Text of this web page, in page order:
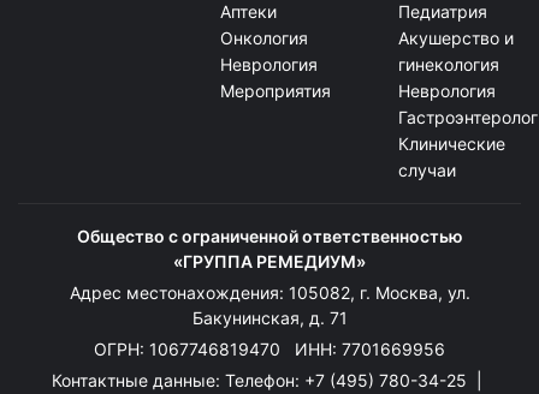
Аптеки
Онкология
Неврология
Мероприятия
Педиатрия
Акушерство и
гинекология
Неврология
Клинические
случаи
Общество с ограниченной ответственностью
«ГРУППА РЕМЕДИУМ»
Адрес местонахождения: 105082, г. Москва, ул.
Бакунинская, д. 71
ОГРН: 1067746819470 ИНН: 7701669956
Контактные данные: Телефон: +7 (495) 780-34-25